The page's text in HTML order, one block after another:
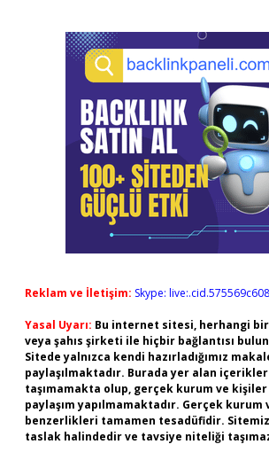
Reklam ve İletişim: Skype:
Yasal Uyarı: Bu internet sitesi, herhangi
veya şahıs şirketi ile hiçbir bağlantısı
Sitede yalnızca kendi hazırladığımız
paylaşılmaktadır. Burada yer alan
taşımamakta olup, gerçek kurum ve kişiler
paylaşım yapılmamaktadır. Gerçek
benzerlikleri tamamen tesadüfidir.
taslak halindedir ve tavsiye niteliği